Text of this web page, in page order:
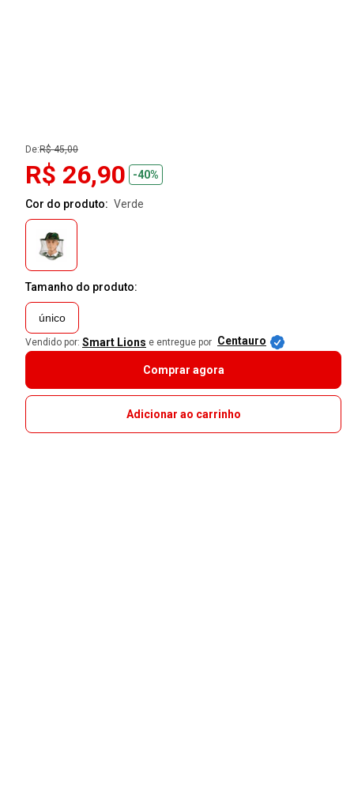
De:R$ 45,00
R$ 26,90 -40%
Cor do produto: verde
Tamanho do produto:
único
Vendido por: Smart Lions e entregue por Centauro
Comprar agora
Adicionar ao carrinho